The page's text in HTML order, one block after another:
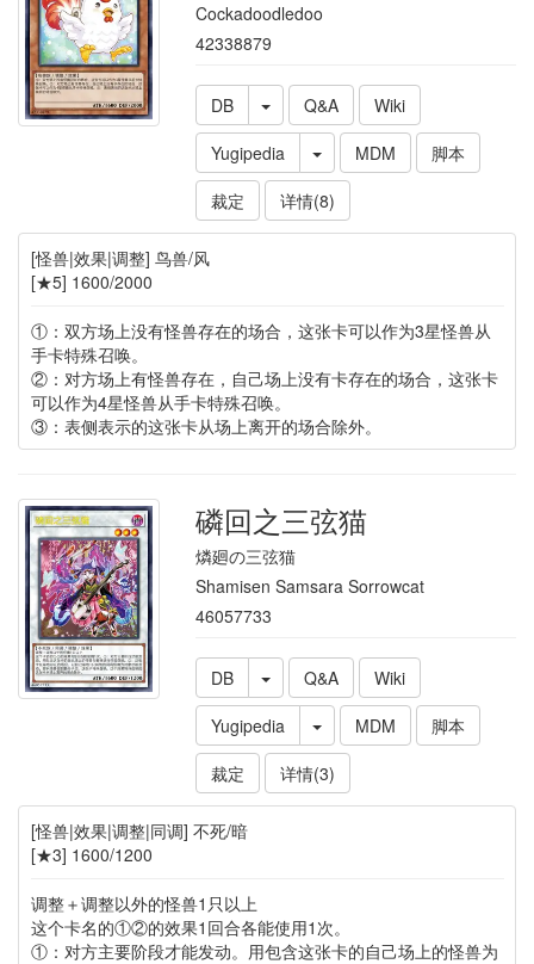
Cockadoodledoo
42338879
DB Q&A
Wiki
Yugipedia
MDM
脚本
裁定
详情(8)
[怪兽|效果|调整] 鸟兽/风
[★5] 1600/2000
①：双方场上没有怪兽存在的场合，这张卡可以作为3星怪兽从
手卡特殊召唤。
②：对方场上有怪兽存在，自己场上没有卡存在的场合，这张卡
可以作为4星怪兽从手卡特殊召唤。
③：表侧表示的这张卡从场上离开的场合除外。
磷回之三弦猫
燐廻の三弦猫
Shamisen Samsara Sorrowcat
46057733
DB Q&A
Wiki
Yugipedia
MDM
脚本
裁定
详情(3)
[怪兽|效果|调整|同调] 不死/暗
[★3] 1600/1200
调整＋调整以外的怪兽1只以上
这个卡名的①②的效果1回合各能使用1次。
①：对方主要阶段才能发动。用包含这张卡的自己场上的怪兽为